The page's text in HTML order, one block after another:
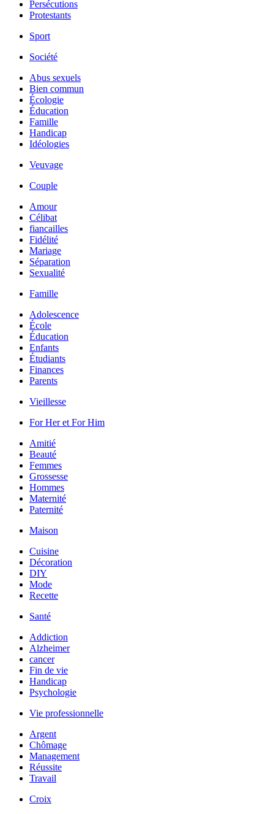
Persécutions
Protestants
Sport
Société
Abus sexuels
Bien commun
Écologie
Éducation
Famille
Handicap
Idéologies
Veuvage
Couple
Amour
Célibat
fiancailles
Fidélité
Mariage
Séparation
Sexualité
Famille
Adolescence
École
Éducation
Enfants
Étudiants
Finances
Parents
Vieillesse
For Her et For Him
Amitié
Beauté
Femmes
Grossesse
Hommes
Maternité
Paternité
Maison
Cuisine
Décoration
DIY
Mode
Recette
Santé
Addiction
Alzheimer
cancer
Fin de vie
Handicap
Psychologie
Vie professionnelle
Argent
Chômage
Management
Réussite
Travail
Croix